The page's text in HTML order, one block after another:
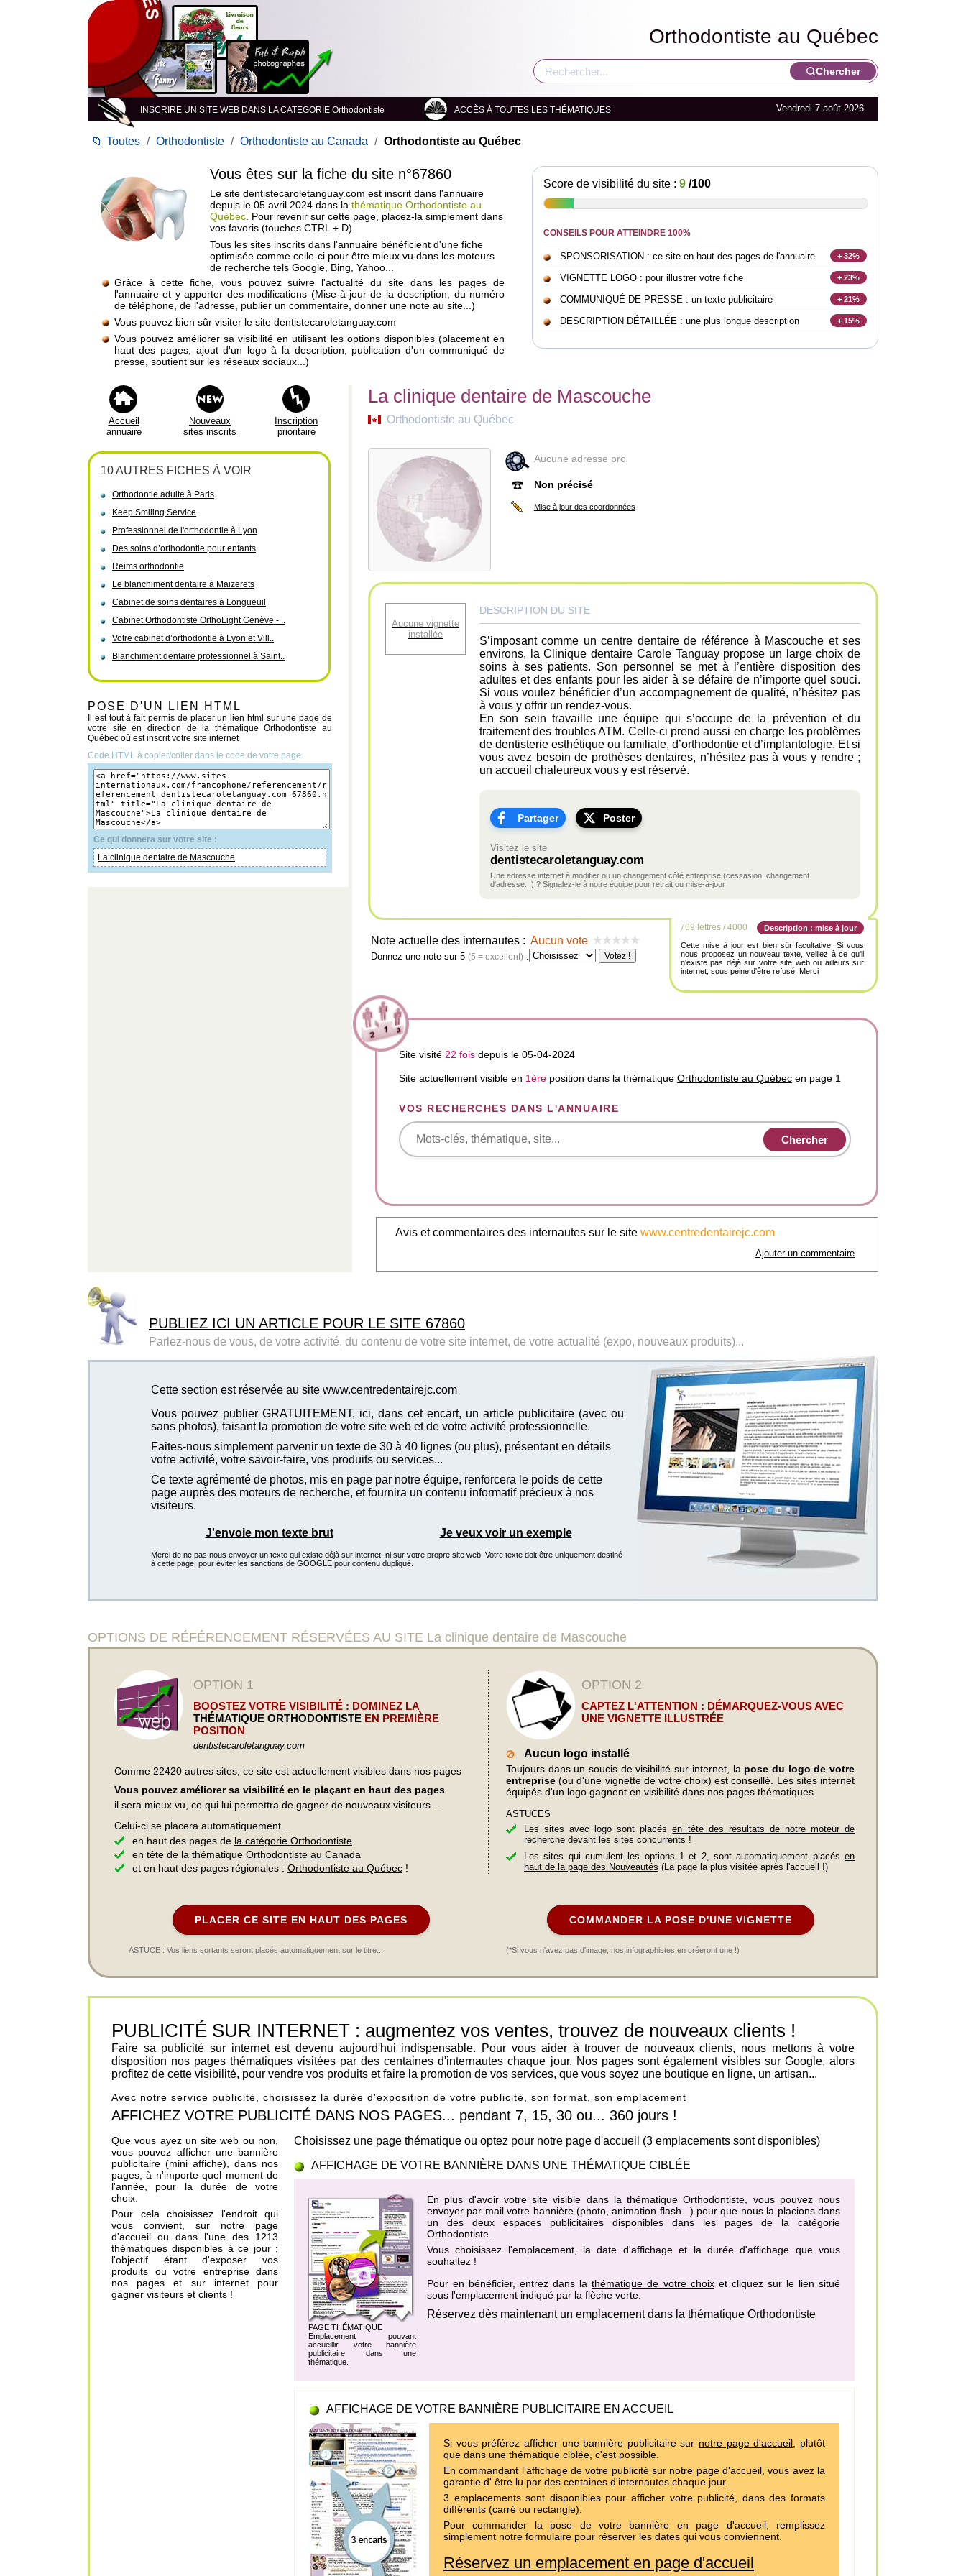
Orthodontiste au Québec
Chercher
INSCRIRE UN SITE WEB DANS LA CATEGORIE Orthodontiste ACCÈS À TOUTES LES THÉMATIQUES Vendredi 7 août 2026
📁 Toutes / Orthodontiste / Orthodontiste au Canada / Orthodontiste au Québec
Vous êtes sur la fiche du site n°67860
Le site dentistecaroletanguay.com est inscrit dans l'annuaire
depuis le 05 avril 2024 dans la thématique Orthodontiste au
Québec . Pour revenir sur cette page, placez-la simplement dans
vos favoris (touches CTRL + D).
Tous les sites inscrits dans l'annuaire bénéficient d'une fiche
optimisée comme celle-ci pour être mieux vu dans les moteurs
de recherche tels Google, Bing, Yahoo...
Grâce à cette fiche, vous pouvez suivre l'actualité du site dans les pages de
l'annuaire et y apporter des modifications (Mise-à-jour de la description, du numéro
de téléphone, de l'adresse, publier un commentaire, donner une note au site...)
Vous pouvez bien sûr visiter le site dentistecaroletanguay.com
Vous pouvez améliorer sa visibilité en utilisant les options disponibles (placement en
haut des pages, ajout d'un logo à la description, publication d'un communiqué de
presse, soutient sur les réseaux sociaux...)
Score de visibilité du site : 9 /100
CONSEILS POUR ATTEINDRE 100%
SPONSORISATION : ce site en haut des pages de l'annuaire + 32%
VIGNETTE LOGO : pour illustrer votre fiche + 23%
COMMUNIQUÉ DE PRESSE : un texte publicitaire + 21%
DESCRIPTION DÉTAILLÉE : une plus longue description + 15%
Accueil
annuaire
Nouveaux
sites inscrits
Inscription
prioritaire
10 AUTRES FICHES À VOIR
Orthodontie adulte à Paris
Keep Smiling Service
Professionnel de l'orthodontie à Lyon
Des soins d’orthodontie pour enfants
Reims orthodontie
Le blanchiment dentaire à Maizerets
Cabinet de soins dentaires à Longueuil
Cabinet Orthodontiste OrthoLight Genève - ..
Votre cabinet d’orthodontie à Lyon et Vill..
Blanchiment dentaire professionnel à Saint..
POSE D'UN LIEN HTML
Il est tout à fait permis de placer un lien html sur une page de
votre site en direction de la thématique Orthodontiste au
Québec où est inscrit votre site internet
Code HTML à copier/coller dans le code de votre page
Ce qui donnera sur votre site :
La clinique dentaire de Mascouche
La clinique dentaire de Mascouche
Orthodontiste au Québec
Aucune adresse pro
Non précisé
Mise à jour des coordonnées
Aucune vignette
installée
DESCRIPTION DU SITE
S’imposant comme un centre dentaire de référence à Mascouche et ses
environs, la Clinique dentaire Carole Tanguay propose un large choix de
soins à ses patients. Son personnel se met à l’entière disposition des
adultes et des enfants pour les aider à se défaire de n’importe quel souci.
Si vous voulez bénéficier d’un accompagnement de qualité, n’hésitez pas
à vous y offrir un rendez-vous.
En son sein travaille une équipe qui s’occupe de la prévention et du
traitement des troubles ATM. Celle-ci prend aussi en charge les problèmes
de dentisterie esthétique ou familiale, d’orthodontie et d’implantologie. Et si
vous avez besoin de prothèses dentaires, n’hésitez pas à vous y rendre ;
un accueil chaleureux vous y est réservé.
Partager Poster
Visitez le site
dentistecaroletanguay.com
Une adresse internet à modifier ou un changement côté entreprise (cessasion, changement
d'adresse...) ? Signalez-le à notre équipe pour retrait ou mise-à-jour
Note actuelle des internautes : Aucun vote
Donnez une note sur 5 (5 = excellent) :
769 lettres / 4000
Description : mise à jour
Cette mise à jour est bien sûr facultative. Si vous
nous proposez un nouveau texte, veillez à ce qu'il
n'existe pas déjà sur votre site web ou ailleurs sur
internet, sous peine d'être refusé. Merci
Site visité 22 fois depuis le 05-04-2024
Site actuellement visible en 1ère position dans la thématique Orthodontiste au Québec en page 1
VOS RECHERCHES DANS L'ANNUAIRE
Avis et commentaires des internautes sur le site www.centredentairejc.com
Ajouter un commentaire
PUBLIEZ ICI UN ARTICLE POUR LE SITE 67860
Parlez-nous de vous, de votre activité, du contenu de votre site internet, de votre actualité (expo, nouveaux produits)...
Cette section est réservée au site www.centredentairejc.com
Vous pouvez publier GRATUITEMENT, ici, dans cet encart, un article publicitaire (avec ou
sans photos), faisant la promotion de votre site web et de votre activité professionnelle.
Faites-nous simplement parvenir un texte de 30 à 40 lignes (ou plus), présentant en détails
votre activité, votre savoir-faire, vos produits ou services...
Ce texte agrémenté de photos, mis en page par notre équipe, renforcera le poids de cette
page auprès des moteurs de recherche, et fournira un contenu informatif précieux à nos
visiteurs.
J'envoie mon texte brut Je veux voir un exemple
Merci de ne pas nous envoyer un texte qui existe déjà sur internet, ni sur votre propre site web. Votre texte doit être uniquement destiné
à cette page, pour éviter les sanctions de GOOGLE pour contenu dupliqué.
OPTIONS DE RÉFÉRENCEMENT RÉSERVÉES AU SITE La clinique dentaire de Mascouche
OPTION 1
BOOSTEZ VOTRE VISIBILITÉ : DOMINEZ LA
THÉMATIQUE ORTHODONTISTE EN PREMIÈRE
POSITION
dentistecaroletanguay.com
Comme 22420 autres sites, ce site est actuellement visibles dans nos pages
Vous pouvez améliorer sa visibilité en le plaçant en haut des pages
il sera mieux vu, ce qui lui permettra de gagner de nouveaux visiteurs...
Celui-ci se placera automatiquement...
en haut des pages de la catégorie Orthodontiste
en tête de la thématique Orthodontiste au Canada
et en haut des pages régionales : Orthodontiste au Québec !
OPTION 2
CAPTEZ L'ATTENTION : DÉMARQUEZ-VOUS AVEC
UNE VIGNETTE ILLUSTRÉE
Aucun logo installé
Toujours dans un soucis de visibilité sur internet, la pose du logo de votre
entreprise (ou d'une vignette de votre choix) est conseillé. Les sites internet
équipés d'un logo gagnent en visibilité dans nos pages thématiques.
ASTUCES
Les sites avec logo sont placésen tête des résultats de notre moteur de
recherche devant les sites concurrents !
Les sites qui cumulent les options 1 et 2, sont automatiquement placés en
haut de la page des Nouveautés (La page la plus visitée après l'accueil !)
PLACER CE SITE EN HAUT DES PAGES
ASTUCE : Vos liens sortants seront placés automatiquement sur le titre...
COMMANDER LA POSE D'UNE VIGNETTE
(*Si vous n'avez pas d'image, nos infographistes en créeront une !)
PUBLICITÉ SUR INTERNET : augmentez vos ventes, trouvez de nouveaux clients !
Faire sa publicité sur internet est devenu aujourd'hui indispensable. Pour vous aider à trouver de nouveaux clients, nous mettons à votre
disposition nos pages thématiques visitées par des centaines d'internautes chaque jour. Nos pages sont également visibles sur Google, alors
profitez de cette visibilité, pour vendre vos produits et faire la promotion de vos services, que vous soyez une boutique en ligne, un artisan...
Avec notre service publicité, choisissez la durée d'exposition de votre publicité, son format, son emplacement
AFFICHEZ VOTRE PUBLICITÉ DANS NOS PAGES... pendant 7, 15, 30 ou... 360 jours !
Que vous ayez un site web ou non,
vous pouvez afficher une bannière
publicitaire (mini affiche), dans nos
pages, à n'importe quel moment de
l'année, pour la durée de votre
choix.
Pour cela choisissez l'endroit qui
vous convient, sur notre page
d'accueil ou dans l'une des 1213
thématiques disponibles à ce jour ;
l'objectif étant d'exposer vos
produits ou votre entreprise dans
nos pages et sur internet pour
gagner visiteurs et clients !
Choisissez une page thématique ou optez pour notre page d'accueil (3 emplacements sont disponibles)
AFFICHAGE DE VOTRE BANNIÈRE DANS UNE THÉMATIQUE CIBLÉE
PAGE THÉMATIQUE
Emplacement pouvant
accueillir votre bannière
publicitaire dans une
thématique.
En plus d'avoir votre site visible dans la thématique Orthodontiste, vous pouvez nous
envoyer par mail votre bannière (photo, animation flash...) pour que nous la placions dans
un des deux espaces publicitaires disponibles dans les pages de la catégorie
Orthodontiste
Vous choisissez l'emplacement, la date d'affichage et la durée d'affichage que vous
souhaitez !
Pour en bénéficier, entrez dans lathématique de votre choixet cliquez sur le lien situé
sous l'emplacement indiqué par la flèche verte.
Réservez dès maintenant un emplacement dans la thématique Orthodontiste
AFFICHAGE DE VOTRE BANNIÈRE PUBLICITAIRE EN ACCUEIL
Si vous préférez afficher une bannière publicitaire sur notre page d'accueil , plutôt
que dans une thématique ciblée, c'est possible.
En commandant l'affichage de votre publicité sur notre page d'accueil, vous avez la
garantie d' être lu par des centaines d'internautes chaque jour.
3 emplacements sont disponibles pour afficher votre publicité, dans des formats
différents (carré ou rectangle).
Pour commander la pose de votre bannière en page d'accueil, remplissez
simplement notre formulaire pour réserver les dates qui vous conviennent.
Réservez un emplacement en page d'accueil